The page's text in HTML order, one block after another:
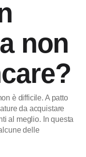
non
è difficile. A patto
da acquistare
al meglio. In questa
delle